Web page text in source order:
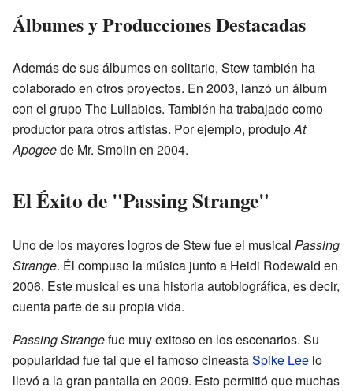
Álbumes y Producciones Destacadas
Además de sus álbumes en solitario, Stew también ha
colaborado en otros proyectos. En 2003, lanzó un álbum
con el grupo The Lullabies. También ha trabajado como
productor para otros artistas. Por ejemplo, produjoAt
Apogeede Mr. Smolin en 2004.
El Éxito de "Passing Strange"
Uno de los mayores logros de Stew fue el musical Passing
Strange. Él compuso la música junto a Heidi Rodewald en
2006. Este musical es una historia autobiográfica, es decir,
cuenta parte de su propia vida.
Passing Strangefue muy exitoso en los escenarios. Su
popularidad fue tal que el famoso cineastaSpike Lee lo
llevó a la gran pantalla en 2009. Esto permitió que muchas